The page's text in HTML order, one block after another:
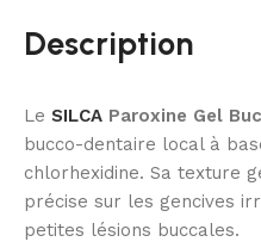
Description
Le SILCA Paroxine Gel
bucco-dentaire local à
chlorhexidine. Sa texture
précise sur les gencives
petites lésions buccales.